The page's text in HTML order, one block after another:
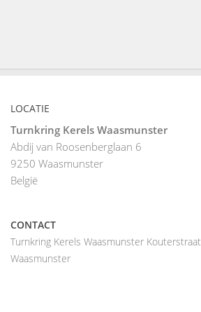
LOCATIE
Turnkring Kerels Waasmunster
Abdij van Roosenberglaan 6
9250 Waasmunster
België
CONTACT
Turnkring Kerels Waasmunster
Waasmunster